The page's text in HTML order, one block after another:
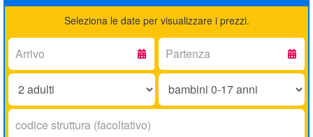
Seleziona le date per visualizzare i prezzi.
Arrivo:
Partenza:
Adulti:
Bambini
17
Codice
struttura: